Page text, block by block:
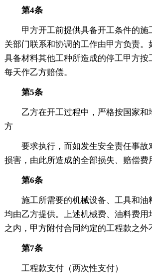
第4条
甲方开工前提供具备开工条件的施
关部门联系和协调的工作由甲方负责。
具备材料其他工种所造成的停工甲方按
每天作乙方赔偿。
第5条
乙方在开工过程中，严格按国家和
方
要求执行，而如发生安全责任事故
损害，由此所造成的全部损失、赔偿费
第6条
施工所需要的机械设备、工具和油
均由乙方提供。上述机械费、油料费用
之内，甲方附付合同约定的工程款之外
第7条
工程款支付（两次性支付）